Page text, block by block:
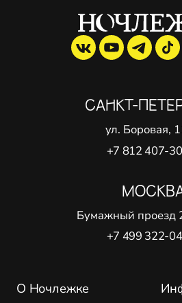
О Ночлежке
САНКТ-
ул. Боровая,
+7 812 407-
Бумажный проезд
+7 499 322-